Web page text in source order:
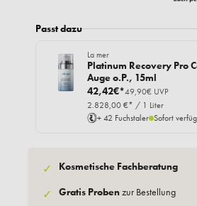
Passt dazu
La mer
Platinum Recovery Pro
Auge o.P., 15ml
42,42€*49,90€ UVP
2.828,00 €* / 1 Liter
+ 42 Fuchstaler Sofort
✓ Kosmetische Fachberatung
✓ Gratis Probenzur Bestellung